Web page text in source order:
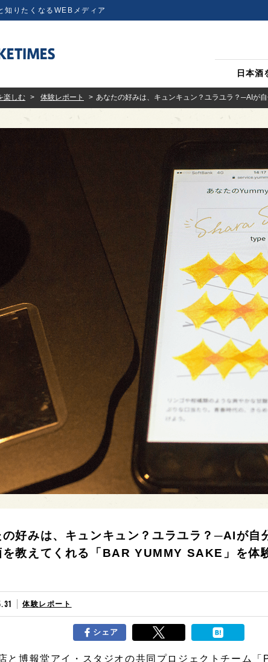
知りたくなるWEBメディア
日本酒
楽しむ
体験レポート あなたの好みは、キュンキュン？ユラユラ？─AIが
の好みは、キュンキュン？ユラユラ？─AIが自
を教えてくれる「BAR YUMMY SAKE」を体
体験レポート
シェア
と博報堂アイ・スタジオの共同プロジェクトチーム「